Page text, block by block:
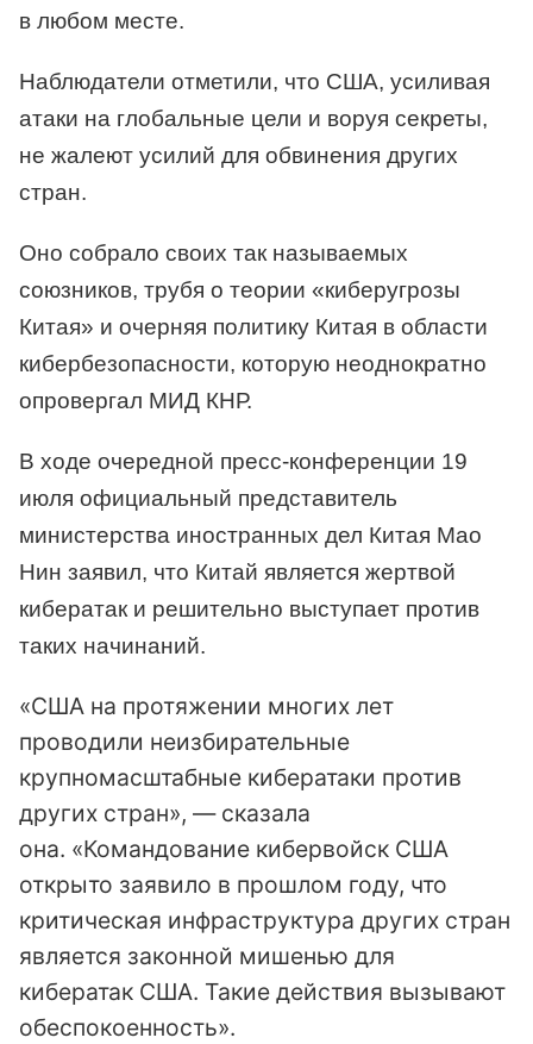
в любом месте.
Наблюдатели отметили, что США, усиливая
атаки на глобальные цели и воруя секреты,
не жалеют усилий для обвинения других
стран.
Оно собрало своих так называемых
союзников, трубя о теории «киберугрозы
Китая» и очерняя политику Китая в области
кибербезопасности, которую неоднократно
опровергал МИД КНР.
В ходе очередной пресс-конференции 19
июля официальный представитель
министерства иностранных дел Китая Мао
Нин заявил, что Китай является жертвой
кибератак и решительно выступает против
таких начинаний.
«США на протяжении многих лет
проводили неизбирательные
крупномасштабные кибератаки против
других стран», — сказала
она. «Командование кибервойск США
открыто заявило в прошлом году, что
критическая инфраструктура других стран
является законной мишенью для
кибератак США. Такие действия вызывают
обеспокоенность».